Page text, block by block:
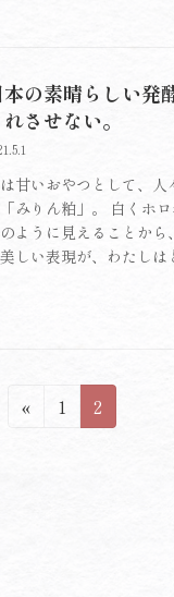
の素晴らしい発
させない。
甘いおやつとして、人
みりん粕」。 白くホ
ように見えることから
しい表現が、わたし
«
固1
固
定
2